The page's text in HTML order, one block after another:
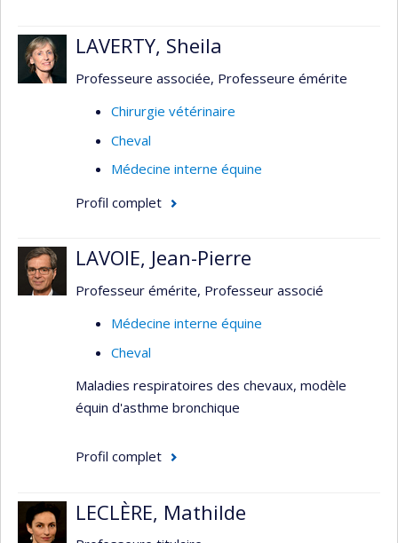
LAVERTY, Sheila
Professeure associée, Professeure émérite
Chirurgie vétérinaire
Cheval
Médecine interne équine
Profil complet
LAVOIE, Jean-Pierre
Professeur émérite, Professeur associé
Médecine interne équine
Cheval
Maladies respiratoires des chevaux, modèle
équin d'asthme bronchique
Profil complet
LECLÈRE, Mathilde